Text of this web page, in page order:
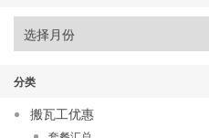
分类
搬瓦工优惠